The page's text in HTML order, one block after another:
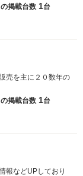
掲載台数 1台
売を主に２０数年の
掲載台数 1台
報などUPしており